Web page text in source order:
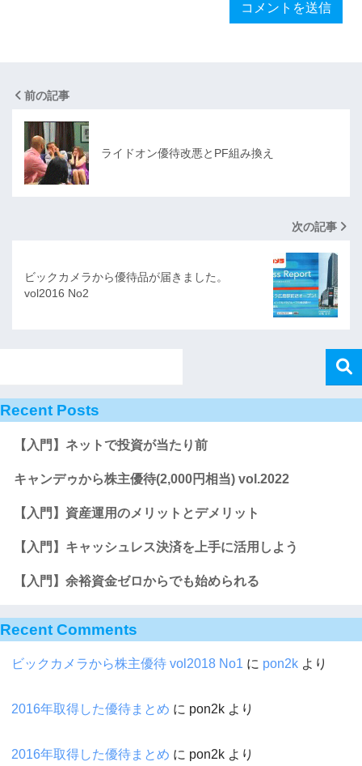
前の記事
ライドオン優待改悪とPF組み換え
次の記事
ビックカメラから優待品が届きました。
vol2016 No2
Recent Posts
【入門】ネットで投資が当たり前
キャンデゥから株主優待(2,000円相当) vol.2022
【入門】資産運用のメリットとデメリット
【入門】キャッシュレス決済を上手に活用しよう
【入門】余裕資金ゼロからでも始められる
Recent Comments
ビックカメラから株主優待 vol2018 No1 に pon2k より
2016年取得した優待まとめ に pon2k より
2016年取得した優待まとめ に pon2k より